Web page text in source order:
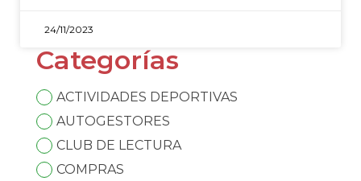
24/11/2023
Categorías
ACTIVIDADES DEPORTIVAS
AUTOGESTORES
CLUB DE LECTURA
COMPRAS